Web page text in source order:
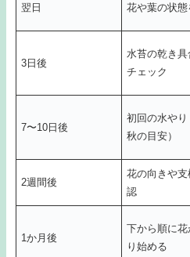
翌日 花や葉の状
3日後
水苔の乾き具
チェック
7〜10日後
初回の水やり
秋の目安）
2週間後
花の向きや
認
1か月後
下から順に花
り始める